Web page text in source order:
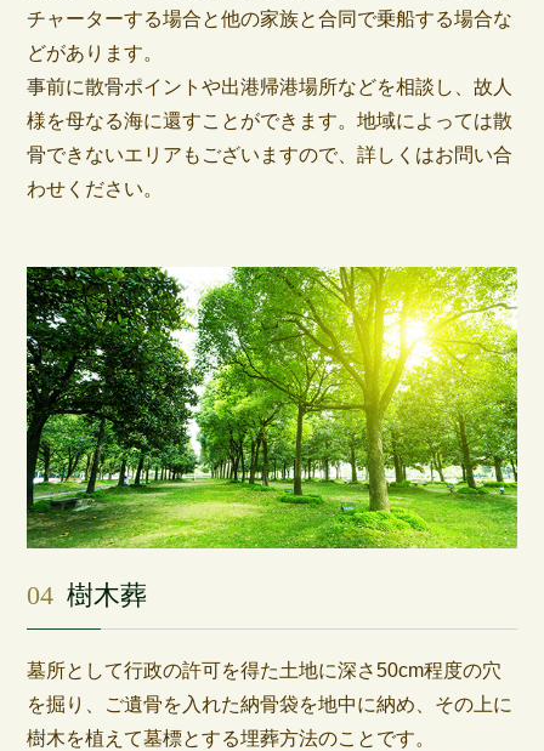
チャーターする場合と他の家族と合同で乗船する場合な
どがあります。
事前に散骨ポイントや出港帰港場所などを相談し、故人
様を母なる海に還すことができます。地域によっては散
骨できないエリアもございますので、詳しくはお問い合
わせください。
04 樹木葬
墓所として行政の許可を得た土地に深さ50cm程度の穴
を掘り、ご遺骨を入れた納骨袋を地中に納め、その上に
樹木を植えて墓標とする埋葬方法のことです。